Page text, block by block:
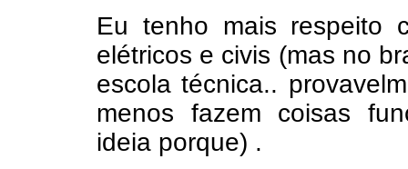
Eu tenho mais respeito
elétricos e civis (mas no
escola técnica..
menos fazem coisas
ideia porque) .